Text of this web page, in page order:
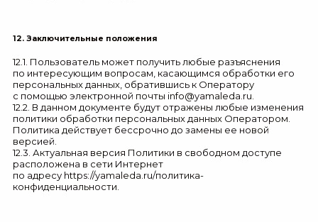
12. Заключительные положения
12.1. Пользователь может получить любые разъяснения
по интересующим вопросам, касающимся обработки его
персональных данных, обратившись к Оператору
с помощью электронной почты info@yamaleda.ru
12.2. В данном документе будут отражены любые изменения
политики обработки персональных данных Оператором.
Политика действует бессрочно до замены ее новой
версией.
12.3. Актуальная версия Политики в свободном доступе
расположена в сети Интернет
по адресу https://yamaleda.ru/политика-
конфиденциальности